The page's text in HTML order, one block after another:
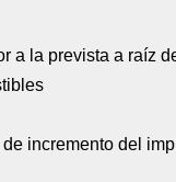
a la prevista a raíz
incremento del